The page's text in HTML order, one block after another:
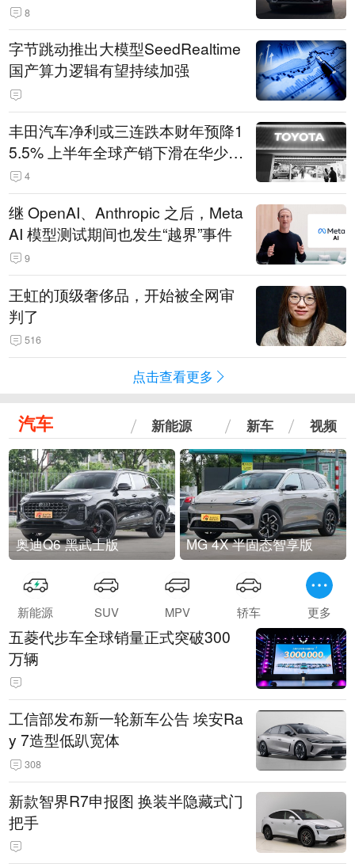
8
字节跳动推出大模型SeedRealtime
国产算力逻辑有望持续加强
丰田汽车净利或三连跌本财年预降1
5.5% 上半年全球产销下滑在华少卖
14.3万辆
4
继 OpenAI、Anthropic 之后，Meta
AI 模型测试期间也发生“越界”事件
9
王虹的顶级奢侈品，开始被全网审
判了
516
点击查看更多
汽车 新能源 新车 视频
奥迪Q6 黑武士版 MG 4X 半固态智享版
新能源 SUV MPV 轿车 更多
五菱代步车全球销量正式突破300
万辆
工信部发布新一轮新车公告 埃安Ra
y 7造型低趴宽体
308
新款智界R7申报图 换装半隐藏式门
把手